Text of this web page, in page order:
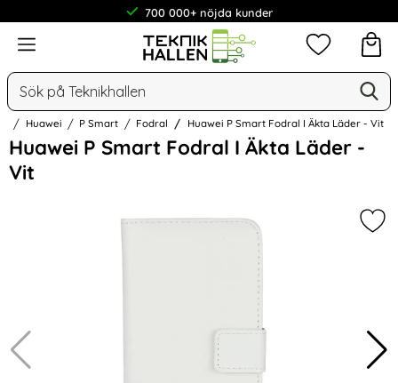
700 000+ nöjda kunder
Meny
Sök
Mina
Huawei P Smart Fodral Huawei P Smart Fodral I Äkta Läder - Vit
Huawei P Smart Fodral I Äkta Läder -
Vit
Hoppa
över
Bilder